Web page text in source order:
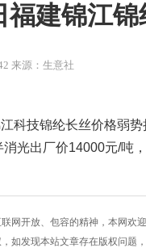
福建锦江
来源：生意社
科技锦纶长丝价格弱
消光出厂价14000元/吨
联网开放、包容的精神，本网
如发现本站文章存在版权问题